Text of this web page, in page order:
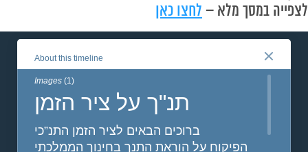
לצפייה במסך מלא – לחצו כאן